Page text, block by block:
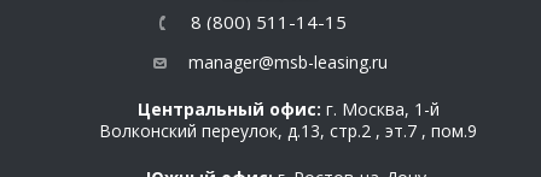
8 (800) 511-14-15
manager@msb-leasing.ru
Центральный офис: г. Москва, 1-й
Волконский переулок, д.13, стр.2 , эт.7 , пом.9